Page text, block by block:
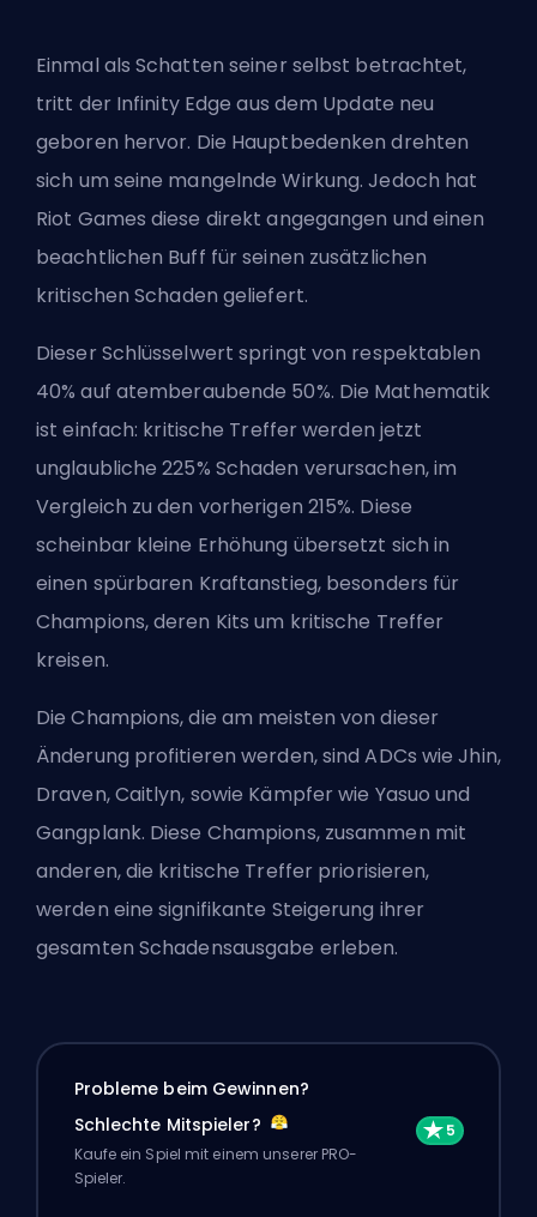
Einmal als Schatten seiner selbst betrachtet,
tritt der Infinity Edge aus dem Update neu
geboren hervor. Die Hauptbedenken drehten
sich um seine mangelnde Wirkung. Jedoch hat
Riot Games diese direkt angegangen und einen
beachtlichen Buff für seinen zusätzlichen
kritischen Schaden geliefert.
Dieser Schlüsselwert springt von respektablen
40% auf atemberaubende 50%. Die Mathematik
ist einfach: kritische Treffer werden jetzt
unglaubliche 225% Schaden verursachen, im
Vergleich zu den vorherigen 215%. Diese
scheinbar kleine Erhöhung übersetzt sich in
einen spürbaren Kraftanstieg, besonders für
Champions, deren Kits um kritische Treffer
kreisen.
Die Champions, die am meisten von dieser
Änderung profitieren werden, sind ADCs wie Jhin,
Draven, Caitlyn, sowie Kämpfer wie Yasuo und
Gangplank. Diese Champions, zusammen mit
anderen, die kritische Treffer priorisieren,
werden eine signifikante Steigerung ihrer
gesamten Schadensausgabe erleben.
Probleme beim Gewinnen?
Schlechte Mitspieler?
Kaufe ein Spiel mit einem unserer PRO-
Spieler.